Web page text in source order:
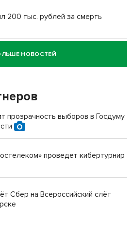
200 тыс. рублей за смерть
водителя за смерть
НОВОСТЕЙ
прозрачность выборов в Госдуму
проведет кибертурнир
Сбер на Всероссийский слёт